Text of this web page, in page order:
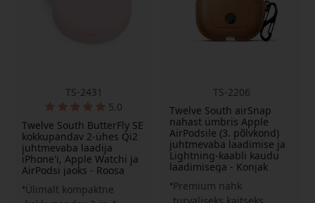
TS-2431
5.0
Twelve South ButterFly SE
kokkupandav 2-ühes Qi2
juhtmevaba laadija
iPhone'i, Apple Watchi ja
AirPodsi jaoks - Roosa
Ülimalt kompaktne
TS-2206
Twelve South airSnap
nahast ümbris Apple
AirPodsile (3. põlvkond)
juhtmevaba laadimise ja
Lightning-kaabli kaudu
laadimisega - Konjak
Premium nahk
turvaliseks kaitseks